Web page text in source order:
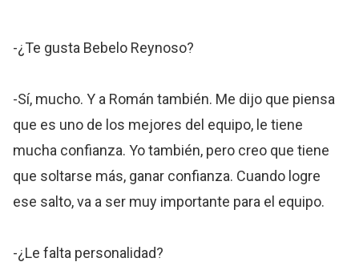
-¿Te gusta Bebelo Reynoso?
-Sí, mucho. Y a Román también. Me dijo que piensa
que es uno de los mejores del equipo, le tiene
mucha confianza. Yo también, pero creo que tiene
que soltarse más, ganar confianza. Cuando logre
ese salto, va a ser muy importante para el equipo.
-¿Le falta personalidad?